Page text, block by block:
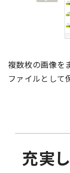
複数枚の画像を
ファイルとして
充実